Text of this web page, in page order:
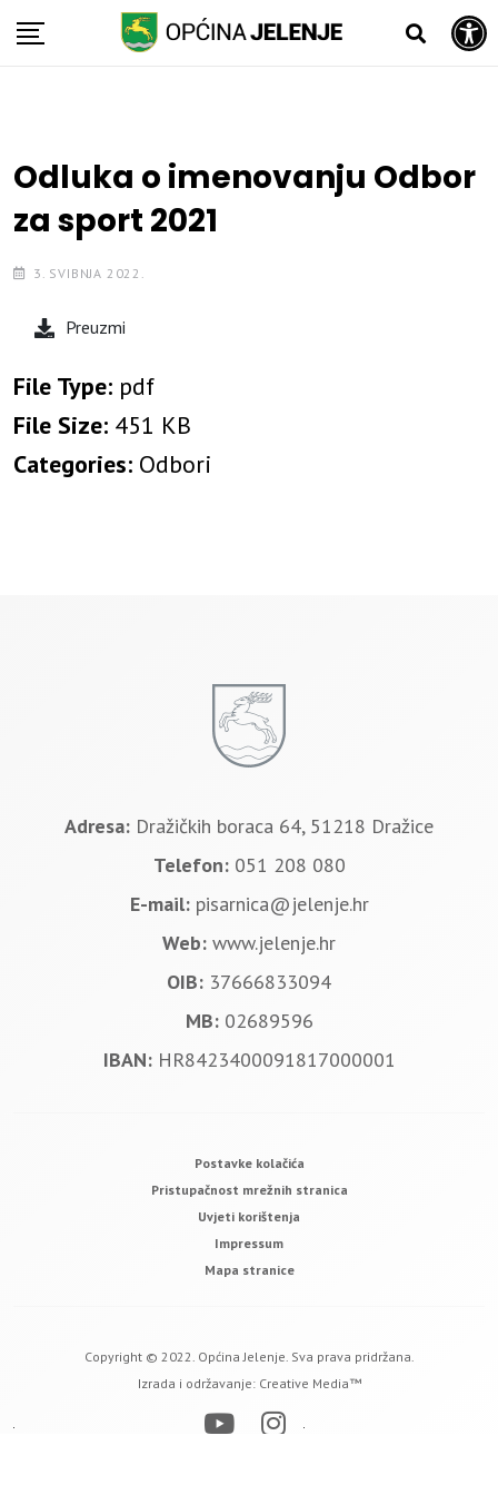
Open toolbar
Skip
Odluka o imenovanju Odbor
za sport 2021
3. SVIBNJA 2022.
Preuzmi
File Type: pdf
File Size: 451 KB
Categories: Odbori
Adresa: Dražičkih boraca 64, 51218 Dražice
Telefon: 051 208 080
E-mail: pisarnica@jelenje.hr
Web: www.jelenje.hr
OIB: 37666833094
MB: 02689596
IBAN: HR8423400091817000001
Postavke kolačića
Pristupačnost mrežnih stranica
Uvjeti korištenja
Impressum
Mapa stranice
Copyright © 2022. Općina Jelenje. Sva prava pridržana.
Izrada i održavanje: Creative Media™